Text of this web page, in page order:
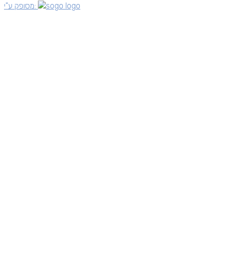
מסופק ע"י: